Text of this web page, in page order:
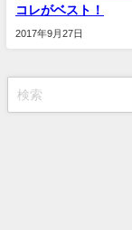
コレがベスト！
2017年9月27日